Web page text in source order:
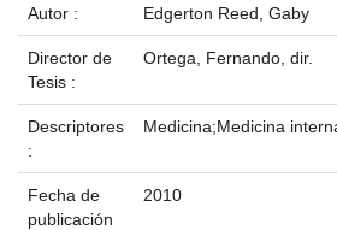
Autor : Edgerton Reed, Gaby
Director de
Tesis :
Ortega, Fernando, dir.
Descriptores
:
Medicina;Medicina
Fecha de
publicación
2010